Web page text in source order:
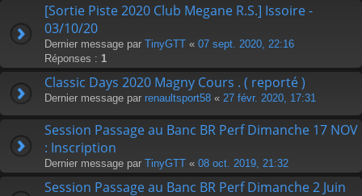
[Sortie Piste 2020 Club Megane R.S.] Issoire -
03/10/20
Dernier message par TinyGTT « 07 sept. 2020, 22:16
Réponses : 1
Classic Days 2020 Magny Cours . ( reporté )
Dernier message par renaultsport58 « 27 févr. 2020, 17:31
Session Passage au Banc BR Perf Dimanche 17 NOV
: Inscription
Dernier message par TinyGTT « 08 oct. 2019, 21:32
Session Passage au Banc BR Perf Dimanche 2 Juin